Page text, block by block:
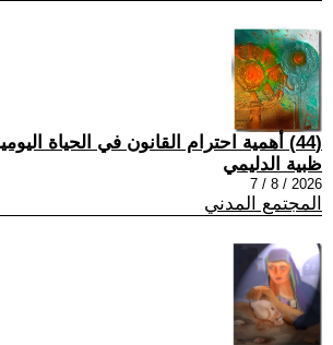
(44) أهمية احترام القانون في الحياة اليومية
ظبية الدليمي
2026 / 8 / 7
المجتمع المدني